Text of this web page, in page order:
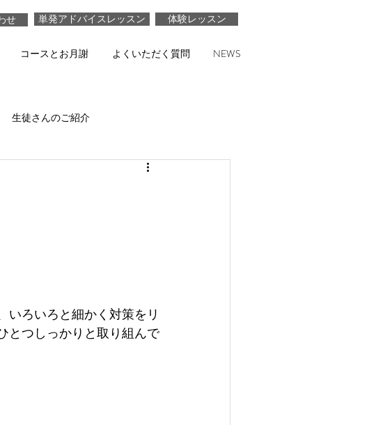
せ 単発アドバイスレッスン 体験レッスン
コースとお月謝 よくいただく質問 NEWS
生徒さんのご紹介
いろいろと細かく対策をリ
とつしっかりと取り組んで